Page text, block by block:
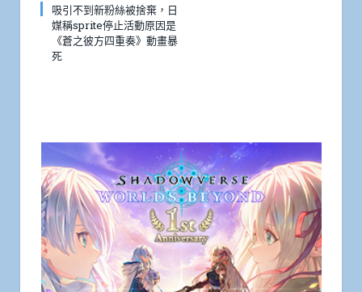
吸引不到新粉絲被捨棄，日
媒稱sprite停止活動原因是
《蒼之彼方四重奏》動畫暴
死